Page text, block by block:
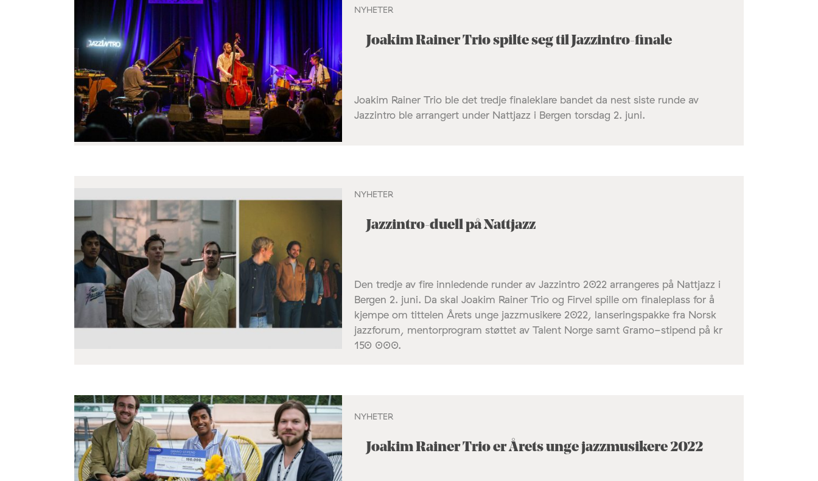
NYHETER
Joakim Rainer Trio spilte seg til Jazzintro-finale
Joakim Rainer Trio ble det tredje finaleklare bandet da nest siste runde av
Jazzintro ble arrangert under Nattjazz i Bergen torsdag 2. juni.
NYHETER
Jazzintro-duell på Nattjazz
Den tredje av fire innledende runder av Jazzintro 2022 arrangeres på Nattjazz i
Bergen 2. juni. Da skal Joakim Rainer Trio og Firvel spille om finaleplass for å
kjempe om tittelen Årets unge jazzmusikere 2022, lanseringspakke fra Norsk
jazzforum, mentorprogram støttet av Talent Norge samt Gramo-stipend på kr
150 000.
NYHETER
Joakim Rainer Trio er Årets unge jazzmusikere 2022